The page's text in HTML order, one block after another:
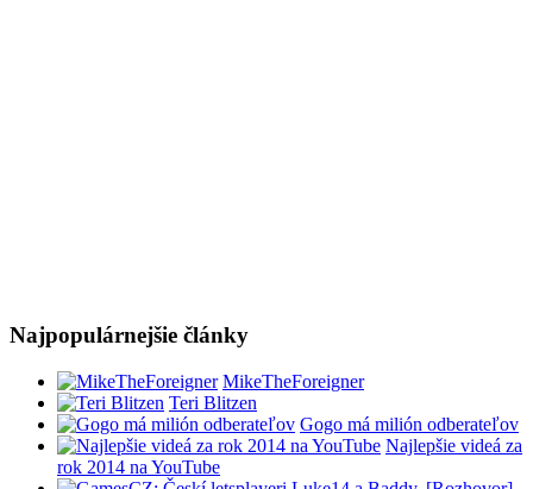
Najpopulárnejšie články
MikeTheForeigner
Teri Blitzen
Gogo má milión odberateľov
Najlepšie videá za
rok 2014 na YouTube